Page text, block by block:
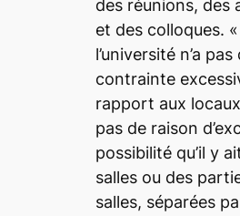
des réunions, des
et des colloques. «
l’université n’a pas
contrainte
rapport aux
pas de raison
possibilité qu’il y
salles ou des
salles, séparées